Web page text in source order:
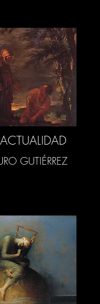
GUTIÉRREZ